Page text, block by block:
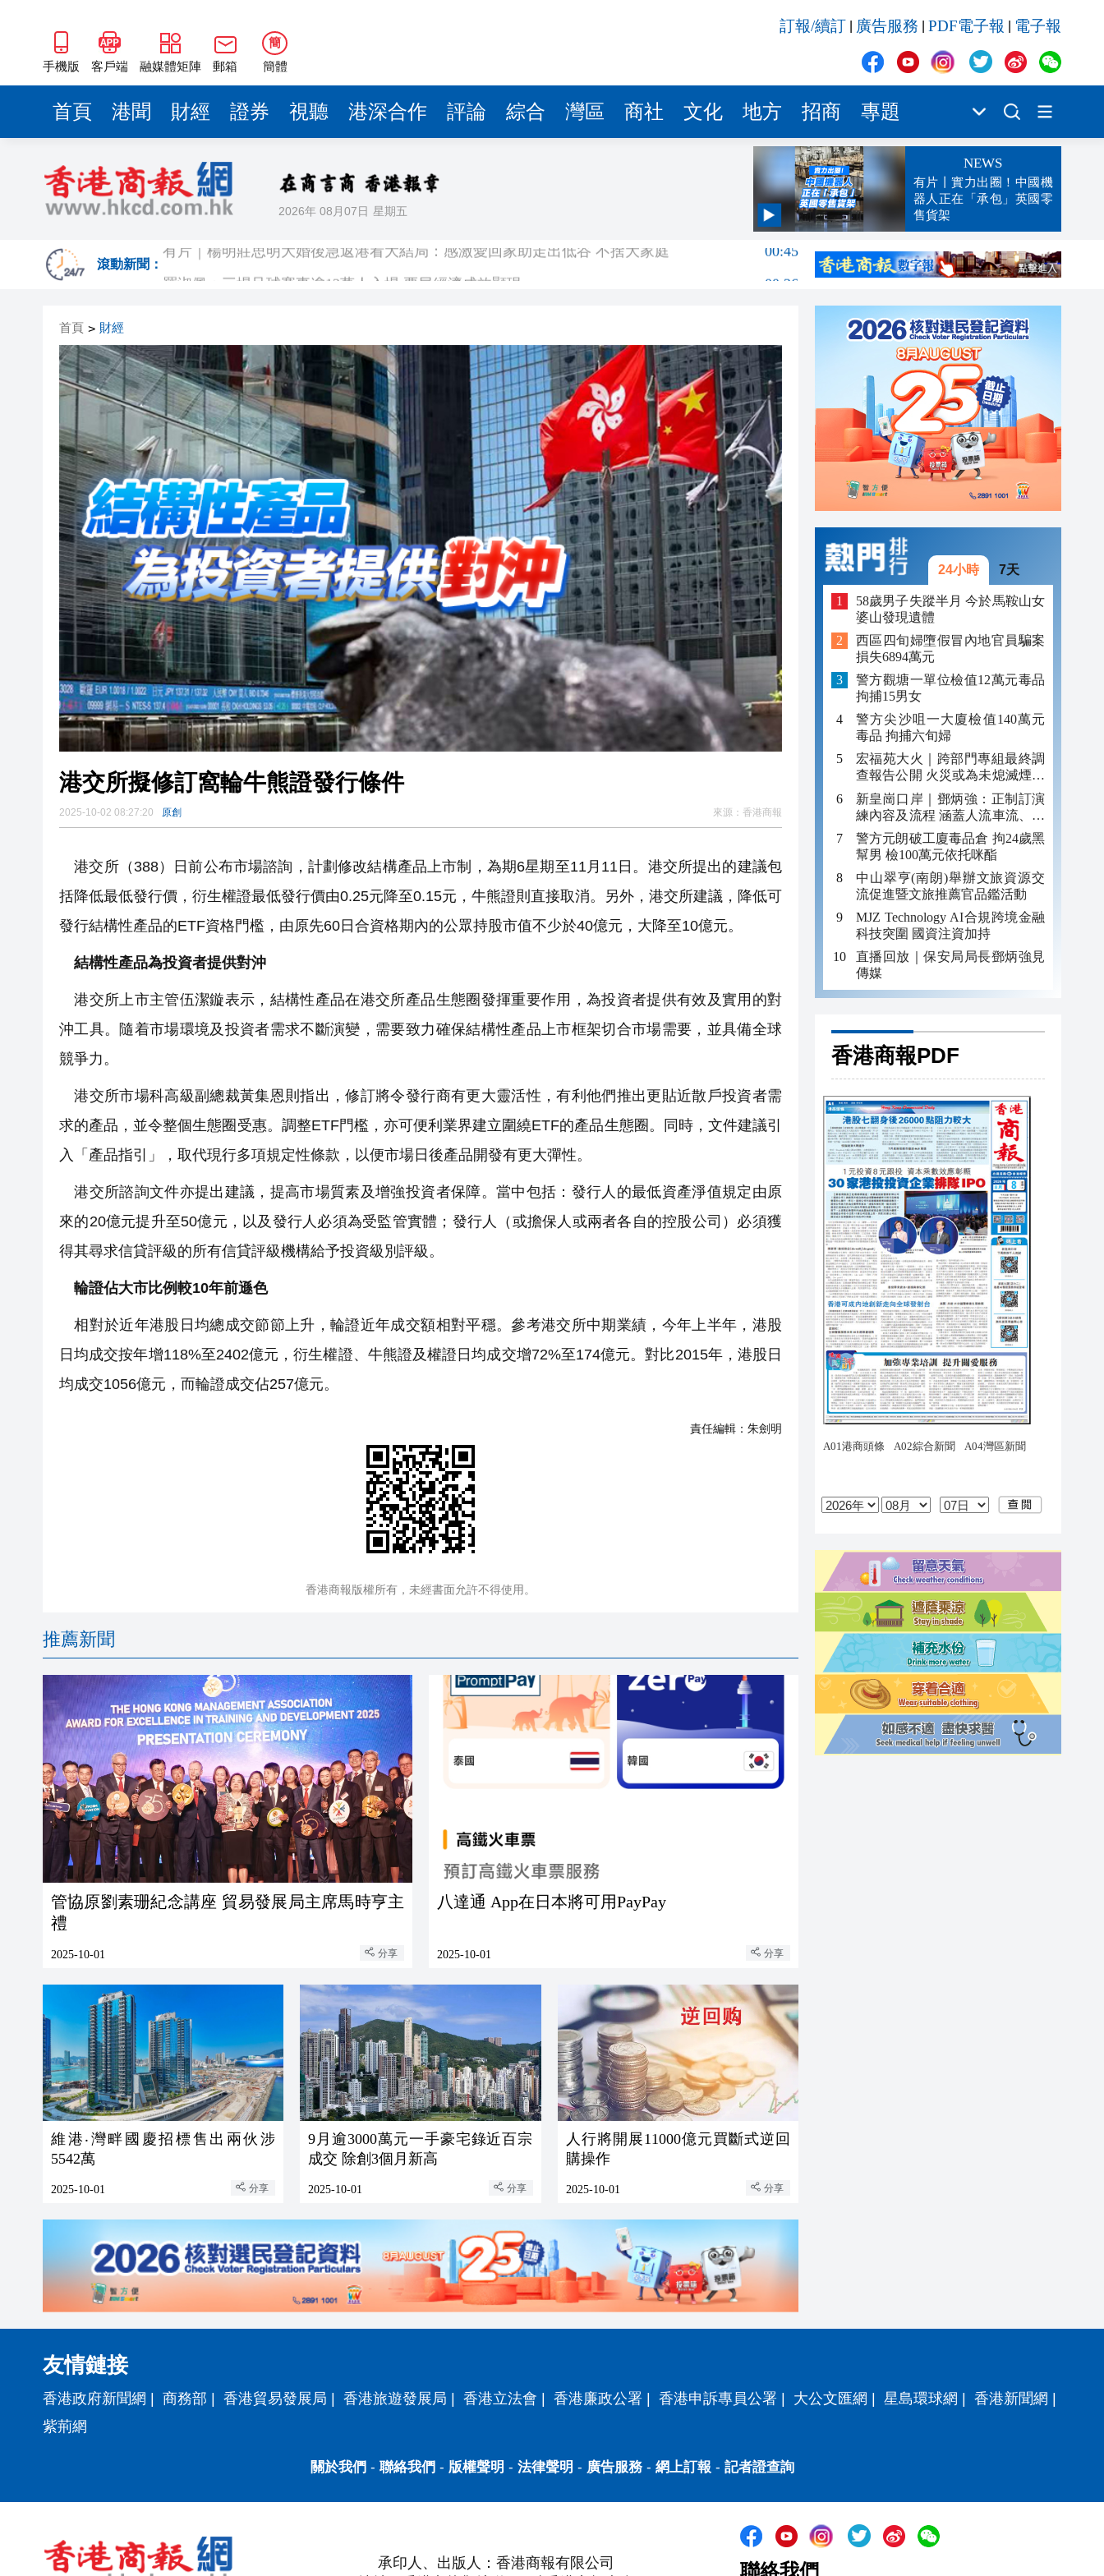
手機版 客戶端 融媒體矩陣 郵箱
簡
簡體
訂報/續訂 廣告服務 PDF電子報 電子報
首頁 港聞 財經 證券 視聽 港深合作 評論 綜合 灣區 商社 文化 地方 招商 專題
2026年 08月07日 星期五
NEWS
有片丨實力出圈！中國機
器人正在「承包」英國零
售貨架
滾動新聞：
00:45
羅淑佩：三場足球賽事逾12萬人入場 票尾經濟成效顯現
叔」黎彼得
入境處反非法勞工行動拘12人
23:45
社署籲市民提防偽冒社署通訊程式賬戶
23:38
李家超：鼓勵保險業開發跨境產品 便利灣區居民
23:29
車路士主帥星將粉嶺揮桿 為香港行畫圓滿句號
23:21
首頁 > 財經
港交所擬修訂窩輪牛熊證發行條件
2025-10-02 08:27:20 原創 來源： 香港商報
港交所（388）日前公布市場諮詢，計劃修改結構產品上市制，為期6星期至11月11日。港交所提出的建議包
括降低最低發行價，衍生權證最低發行價由0.25元降至0.15元，牛熊證則直接取消。另外，港交所建議，降低可
發行結構性產品的ETF資格門檻，由原先60日合資格期內的公眾持股市值不少於40億元，大降至10億元。
結構性產品為投資者提供對沖
港交所上市主管伍潔鏇表示，結構性產品在港交所產品生態圈發揮重要作用，為投資者提供有效及實用的對
沖工具。隨着市場環境及投資者需求不斷演變，需要致力確保結構性產品上市框架切合市場需要，並具備全球
競爭力。
港交所市場科高級副總裁黃集恩則指出，修訂將令發行商有更大靈活性，有利他們推出更貼近散戶投資者需
求的產品，並令整個生態圈受惠。調整ETF門檻，亦可便利業界建立圍繞ETF的產品生態圈。同時，文件建議引
入「產品指引」，取代現行多項規定性條款，以便市場日後產品開發有更大彈性。
港交所諮詢文件亦提出建議，提高市場質素及增強投資者保障。當中包括：發行人的最低資產淨值規定由原
來的20億元提升至50億元，以及發行人必須為受監管實體；發行人（或擔保人或兩者各自的控股公司）必須獲
得其尋求信貸評級的所有信貸評級機構給予投資級別評級。
輪證佔大市比例較10年前遜色
相對於近年港股日均總成交節節上升，輪證近年成交額相對平穩。參考港交所中期業績，今年上半年，港股
日均成交按年增118%至2402億元，衍生權證、牛熊證及權證日均成交增72%至174億元。對比2015年，港股日
均成交1056億元，而輪證成交佔257億元。
責任編輯： 朱劍明
香港商報版權所有，未經書面允許不得使用。
推薦新聞
管協原劉素珊紀念講座 貿易發展局主席馬時亨主
禮
2025-10-01 分享
八達通 App在日本將可用PayPay
2025-10-01 分享
維港‧灣畔國慶招標售出兩伙涉
5542萬
2025-10-01 分享
9月逾3000萬元一手豪宅錄近百宗
成交 除創3個月新高
2025-10-01 分享
人行將開展11000億元買斷式逆回
購操作
2025-10-01 分享
24小時 7天
58歲男子失蹤半月 今於馬鞍山女
婆山發現遺體
西區四旬婦墮假冒內地官員騙案
損失6894萬元
警方觀塘一單位檢值12萬元毒品
拘捕15男女
警方尖沙咀一大廈檢值140萬元
毒品 拘捕六旬婦
宏福苑大火｜跨部門專組最終調
查報告公開 火災或為未熄滅煙頭
引發
新皇崗口岸｜鄧炳強：正制訂演
練內容及流程 涵蓋人流車流、緊
急應變等
警方元朗破工廈毒品倉 拘24歲黑
幫男 檢100萬元依托咪酯
中山翠亨(南朗)舉辦文旅資源交
流促進暨文旅推薦官品鑑活動
MJZ Technology AI合規跨境金融
科技突圍 國資注資加持
直播回放｜保安局局長鄧炳強見
傳媒
香港商報PDF
友情鏈接
香港政府新聞網 商務部 香港貿易發展局 香港旅遊發展局 香港立法會 香港廉政公署 香港申訴專員公署 大公文匯網 星島環球網 香港新聞網
紫荊網
關於我們 - 聯絡我們 - 版權聲明 - 法律聲明 - 廣告服務- 網上訂報 - 記者證查詢
承印人、出版人：香港商報有限公司
聯絡我們